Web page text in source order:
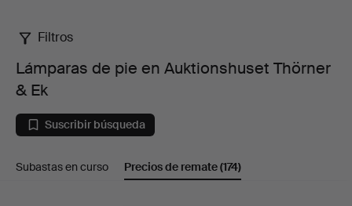
Lámparas
de
pie
en
Filtros
Lámparas de pie en Auktionshuset Thörner
& Ek
Suscribir búsqueda
Subastas en curso Precios de remate(174)